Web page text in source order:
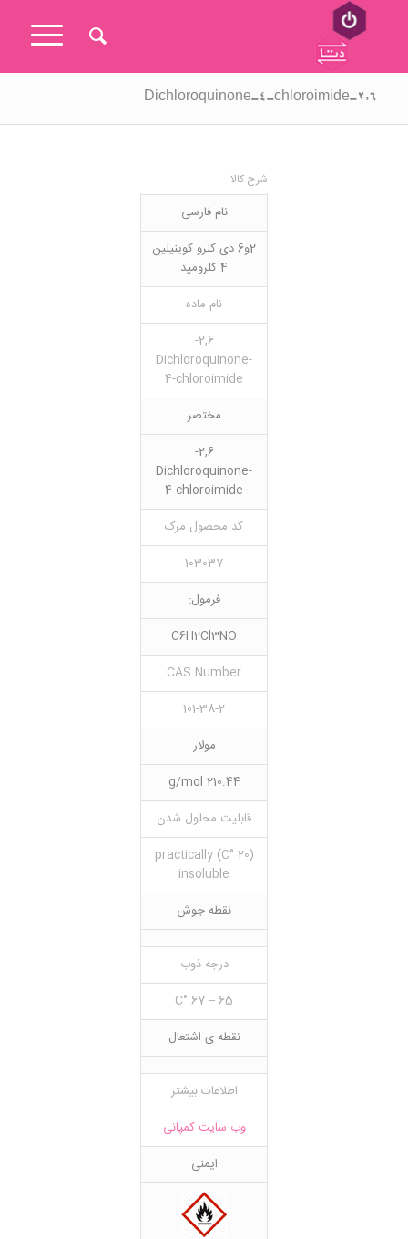
۲,۶-Dichloroquinone-4-chloroimide
شرح کالا
نام فارسی
2و6 دی کلرو کوینیلین
4 کلرومید
نام ماده
2,6-
Dichloroquinone-
4-chloroimide
مختصر
2,6-
Dichloroquinone-
4-chloroimide
کد محصول مرک
103037
فرمول:
C6H2Cl3NO
CAS Number
101-38-2
مولار
210.44 g/mol
قابلیت محلول شدن
(20 °C) practically
insoluble
نقطه جوش
درجه ذوب
65 – 67 °C
نقطه ی اشتعال
اطلاعات بیشتر
وب سایت کمپانی
ایمنی